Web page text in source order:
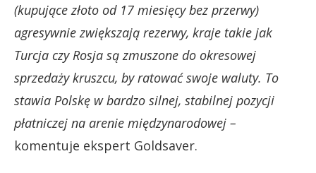
(kupujące złoto od 17 miesięcy bez przerwy)
agresywnie zwiększają rezerwy, kraje takie jak
Turcja czy Rosja są zmuszone do okresowej
sprzedaży kruszcu, by ratować swoje waluty. To
stawia Polskę w bardzo silnej, stabilnej pozycji
płatniczej na arenie międzynarodowej –
komentuje ekspert Goldsaver.